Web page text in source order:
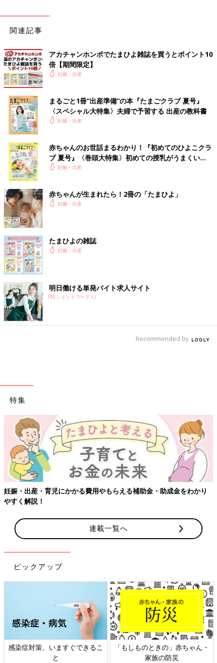
関連記事
アカチャンホンポでたまひよ雑誌を買うとポイント10
倍【期間限定】
妊娠・出産
まるごと1冊“出産準備”の本『たまごクラブ 夏号』
〈スペシャル大特集〉夫婦で予習する 出産の教科書
妊娠・出産
赤ちゃんのお世話まるわかり！『初めてのひよこクラ
ブ 夏号』〈巻頭大特集〉初めての授乳がうまくい
く！ おっぱい・ミルクの基本と夏のトラブル 解決テ
妊娠・出産
赤ちゃんが生まれたら！2冊の「たまひよ」
妊娠・出産
たまひよの雑誌
妊娠・出産
明日働ける単発バイト求人サイト
PR(ショットワークス)
Recommended by
特集
妊娠・出産・育児にかかる費用やもらえる補助金・助成金をわかり
やすく解説！
連載一覧へ
ピックアップ
感染症対策、いますぐできるこ
と
「もしものときの」赤ちゃん・
家族の防災